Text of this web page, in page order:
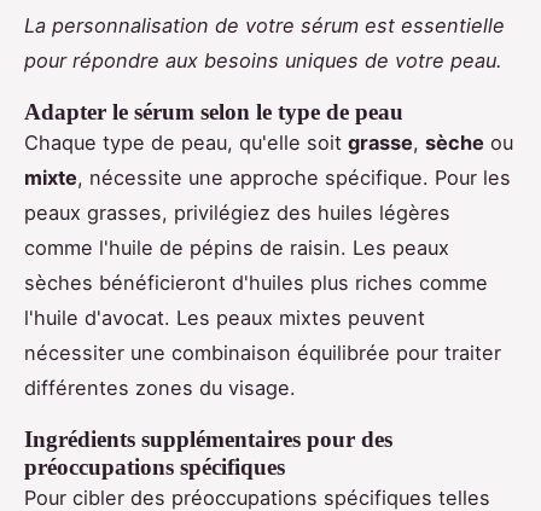
La personnalisation de votre sérum est essentielle
pour répondre aux besoins uniques de votre peau.
Adapter le sérum selon le type de peau
Chaque type de peau, qu'elle soit grasse, sèche ou
mixte, nécessite une approche spécifique. Pour les
peaux grasses, privilégiez des huiles légères
comme l'huile de pépins de raisin. Les peaux
sèches bénéficieront d'huiles plus riches comme
l'huile d'avocat. Les peaux mixtes peuvent
nécessiter une combinaison équilibrée pour traiter
différentes zones du visage.
Ingrédients supplémentaires pour des
préoccupations spécifiques
Pour cibler des préoccupations spécifiques telles